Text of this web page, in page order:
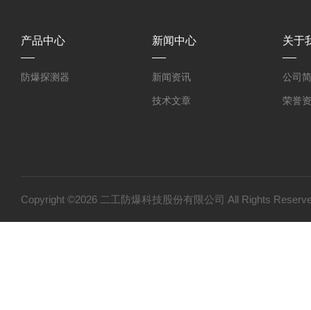
产品中心
防爆探测器
新闻中心
新闻资讯
技术文章
关于
公司
荣誉
Copyright ©2026 二工防爆科技股份有限公司 All Rights